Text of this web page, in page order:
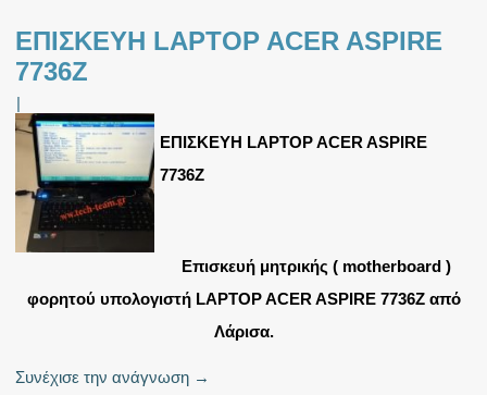
ΕΠΙΣΚΕΥΗ LAPTOP ACER ASPIRE
7736Z
|
ΕΠΙΣΚΕΥΗ LAPTOP ACER ASPIRE
7736Z
Επισκευή μητρικής ( motherboard )
φορητού υπολογιστή LAPTOP ACER ASPIRE 7736Z από
Λάρισα.
Συνέχισε την ανάγνωση →